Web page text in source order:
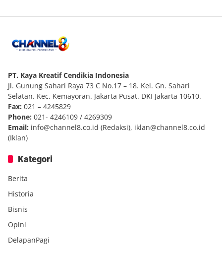
PT. Kaya Kreatif Cendikia Indonesia
Jl. Gunung Sahari Raya 73 C No.17 – 18. Kel. Gn. Sahari
Selatan. Kec. Kemayoran. Jakarta Pusat. DKI Jakarta 10610.
Fax: 021 – 4245829
Phone: 021- 4246109 / 4269309
Email: info@channel8.co.id (Redaksi), iklan@channel8.co.id
(Iklan)
Kategori
Berita
Historia
Bisnis
Opini
DelapanPagi